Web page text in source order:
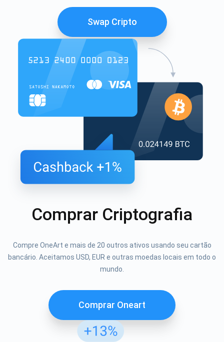
Swap Cripto
Comprar Criptografia
Compre OneArt e mais de 20 outros ativos usando seu cartão
bancário. Aceitamos USD, EUR e outras moedas locais em todo o
mundo.
Comprar Oneart